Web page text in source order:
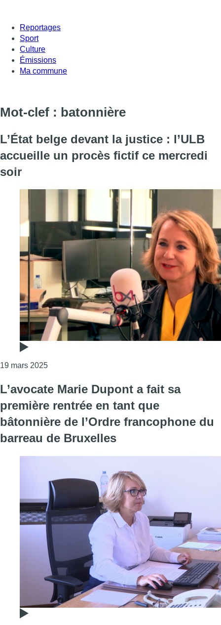
Reportages
Sport
Culture
Émissions
Ma commune
Mot-clef : batonnière
L’État belge devant la justice : l’ULB
accueille un procès fictif ce mercredi
soir
19 mars 2025Consulter l'article "L’État belge devant la justice
L’avocate Marie Dupont a fait sa
première rentrée en tant que
bâtonnière de l’Ordre francophone du
barreau de Bruxelles